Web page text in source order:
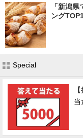
「新潟
ング
Special
当